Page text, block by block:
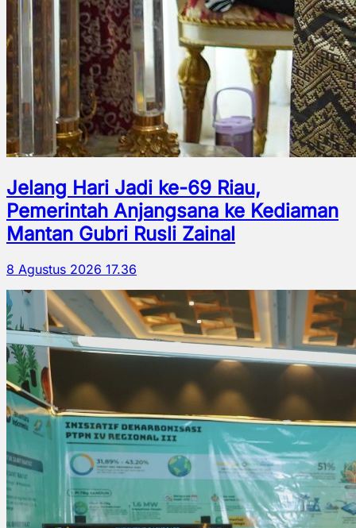
Jelang Hari Jadi ke-69 Riau,
Pemerintah Anjangsana ke Kediaman
Mantan Gubri Rusli Zainal
8 Agustus 2026 17.36